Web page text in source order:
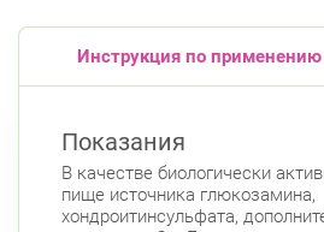
Инструкция по применению
Показания
В качестве биологически
пище источника глюкозамина,
хондроитинсульфата,